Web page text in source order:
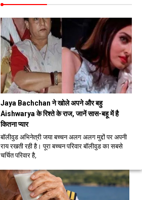
Jaya Bachchan ने खोले अपने और बहु
Aishwarya के रिश्ते के राज, जानें सास-बहू में है
कितना प्यार
बॉलीवुड अभिनेत्री जया बच्चन अलग अलग मुद्दों पर अपनी
राय रखती रही है। पूरा बच्चन परिवार बॉलीवुड का सबसे
चर्चित परिवार है,